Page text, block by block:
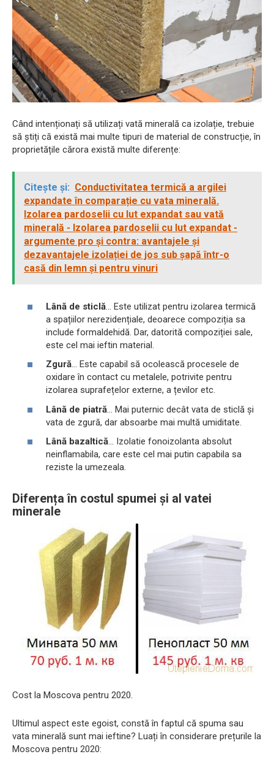
Când intenționați să utilizați vată minerală ca izolație, trebuie
să știți că există mai multe tipuri de material de construcție, în
proprietățile cărora există multe diferențe:
Citește și: Conductivitatea termică a argilei
expandate în comparație cu vata minerală.
Izolarea pardoselii cu lut expandat sau vată
minerală - Izolarea pardoselii cu lut expandat -
argumente pro și contra: avantajele și
dezavantajele izolației de jos sub șapă într-o
casă din lemn și pentru vinuri
Lână de sticlă... Este utilizat pentru izolarea termică
a spațiilor nerezidențiale, deoarece compoziția sa
include formaldehidă. Dar, datorită compoziției sale,
este cel mai ieftin material.
Zgură... Este capabil să ocolească procesele de
oxidare în contact cu metalele, potrivite pentru
izolarea suprafețelor externe, a țevilor etc.
Lână de piatră... Mai puternic decât vata de sticlă și
vata de zgură, dar absoarbe mai multă umiditate.
Lână bazaltică... Izolatie fonoizolanta absolut
neinflamabila, care este cel mai putin capabila sa
reziste la umezeala.
Diferența în costul spumei și al vatei
minerale
Cost la Moscova pentru 2020.
Ultimul aspect este egoist, constă în faptul că spuma sau
vata minerală sunt mai ieftine? Luați în considerare prețurile la
Moscova pentru 2020: